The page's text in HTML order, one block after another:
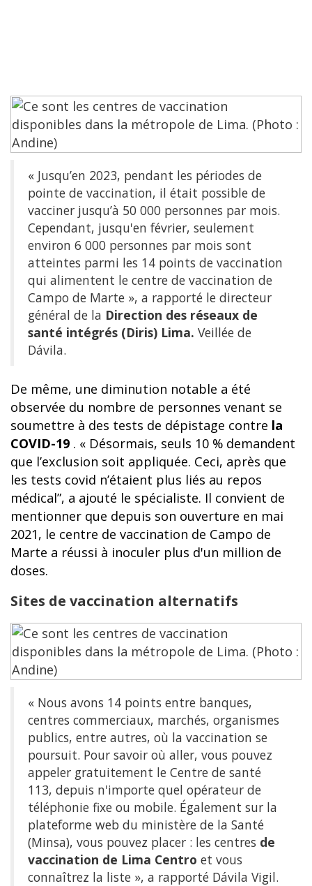
« Jusqu’en 2023, pendant les périodes de
pointe de vaccination, il était possible de
vacciner jusqu’à 50 000 personnes par mois.
Cependant, jusqu'en février, seulement
environ 6 000 personnes par mois sont
atteintes parmi les 14 points de vaccination
qui alimentent le centre de vaccination de
Campo de Marte », a rapporté le directeur
général de la Direction des réseaux de
santé intégrés (Diris) Lima. Veillée de
Dávila.
De même, une diminution notable a été
observée du nombre de personnes venant se
soumettre à des tests de dépistage contre la
COVID-19 . « Désormais, seuls 10 % demandent
que l’exclusion soit appliquée. Ceci, après que
les tests covid n’étaient plus liés au repos
médical”, a ajouté le spécialiste. Il convient de
mentionner que depuis son ouverture en mai
2021, le centre de vaccination de Campo de
Marte a réussi à inoculer plus d'un million de
doses.
Sites de vaccination alternatifs
« Nous avons 14 points entre banques,
centres commerciaux, marchés, organismes
publics, entre autres, où la vaccination se
poursuit. Pour savoir où aller, vous pouvez
appeler gratuitement le Centre de santé
113, depuis n'importe quel opérateur de
téléphonie fixe ou mobile. Également sur la
plateforme web du ministère de la Santé
(Minsa), vous pouvez placer : les centres de
vaccination de Lima Centro et vous
connaîtrez la liste », a rapporté Dávila Vigil.